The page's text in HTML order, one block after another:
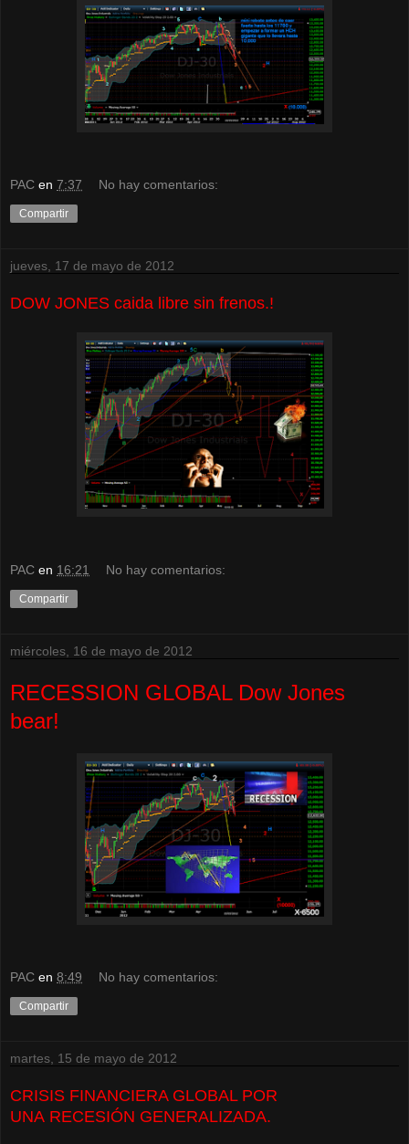
PAC en 7:37 No hay comentarios:
Compartir
jueves, 17 de mayo de 2012
DOW JONES caida libre sin frenos.!
PAC en 16:21 No hay comentarios:
Compartir
miércoles, 16 de mayo de 2012
RECESSION GLOBAL Dow Jones
bear!
PAC en 8:49 No hay comentarios:
Compartir
martes, 15 de mayo de 2012
CRISIS FINANCIERA GLOBAL POR
UNA RECESIÓN GENERALIZADA.